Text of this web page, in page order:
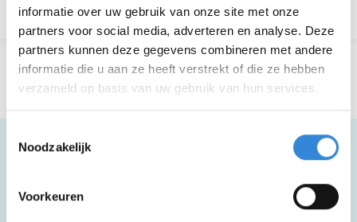
informatie over uw gebruik van onze site met onze
partners voor social media, adverteren en analyse. Deze
partners kunnen deze gegevens combineren met andere
informatie die u aan ze heeft verstrekt of die ze hebben
verzameld op basis van uw gebruik van hun services.
Noodzakelijk
Voorkeuren
Terug naar het overzicht
Meer informatie